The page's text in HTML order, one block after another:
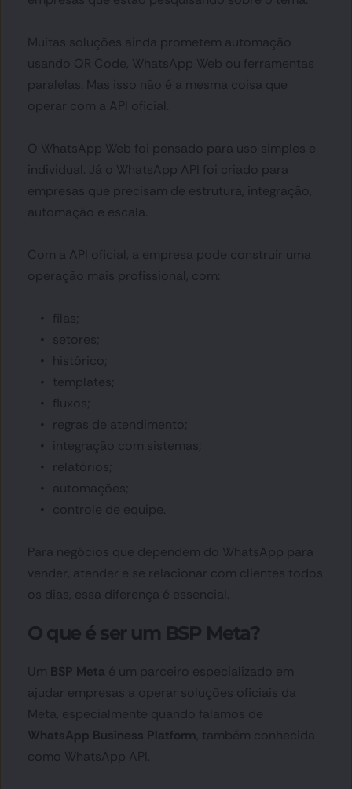
Muitas soluções ainda prometem automação
usando QR Code, WhatsApp Web ou ferramentas
paralelas. Mas isso não é a mesma coisa que
operar com a API oficial.
O WhatsApp Web foi pensado para uso simples e
individual. Já o WhatsApp API foi criado para
empresas que precisam de estrutura, integração,
automação e escala.
Com a API oficial, a empresa pode construir uma
operação mais profissional, com:
filas;
setores;
histórico;
templates;
fluxos;
regras de atendimento;
integração com sistemas;
relatórios;
automações;
controle de equipe.
Para negócios que dependem do WhatsApp para
vender, atender e se relacionar com clientes todos
os dias, essa diferença é essencial.
O que é ser um BSP Meta?
Um BSP Meta é um parceiro especializado em
ajudar empresas a operar soluções oficiais da
WhatsApp Business Platform , também conhecida
como WhatsApp API.